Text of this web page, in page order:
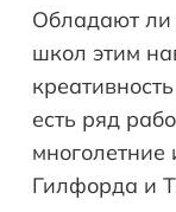
Обладают ли
школ этим
есть ряд
многолетние
Гилфорда и